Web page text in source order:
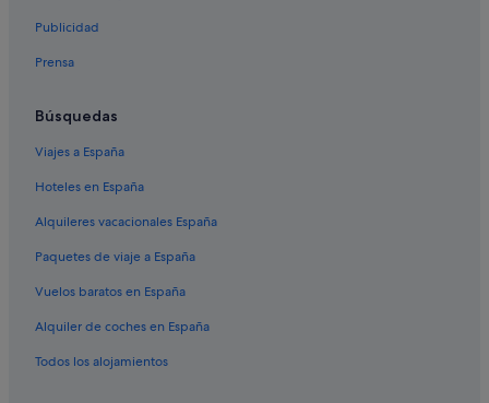
Publicidad
Prensa
Búsquedas
Viajes a España
Hoteles en España
Alquileres vacacionales España
Paquetes de viaje a España
Vuelos baratos en España
Alquiler de coches en España
Todos los alojamientos